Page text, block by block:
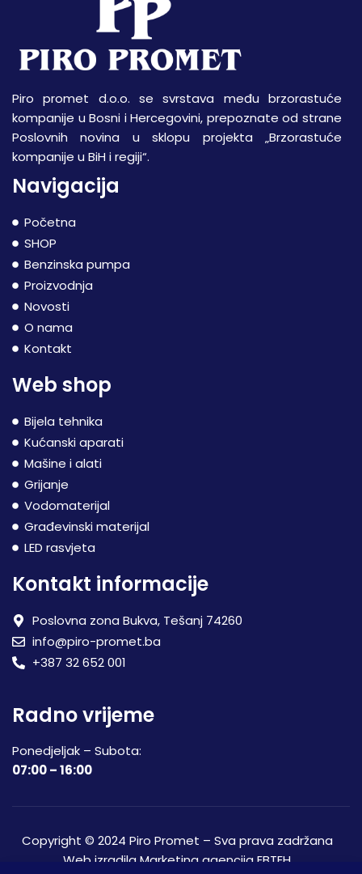
Piro promet d.o.o. se svrstava među brzorastuće
kompanije u Bosni i Hercegovini, prepoznate od strane
Poslovnih novina u sklopu projekta „Brzorastuće
kompanije u BiH i regiji“.
Navigacija
Početna
SHOP
Benzinska pumpa
Proizvodnja
Novosti
O nama
Kontakt
Web shop
Bijela tehnika
Kućanski aparati
Mašine i alati
Grijanje
Vodomaterijal
Građevinski materijal
LED rasvjeta
Kontakt informacije
Poslovna zona Bukva, Tešanj 74260
info@piro-promet.ba
+387 32 652 001
Radno vrijeme
Ponedjeljak – Subota:
07:00 – 16:00
Copyright © 2024 Piro Promet – Sva prava zadržana
Web izradilaMarketing agencija EBTEH